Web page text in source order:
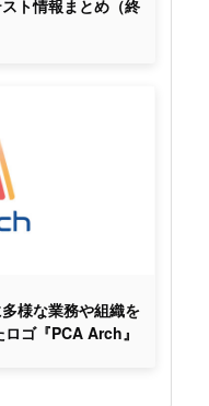
ト情報まとめ（終
様な業務や組織を
ゴ『PCA Arch』